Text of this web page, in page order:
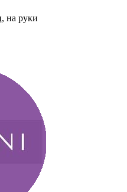
на руки